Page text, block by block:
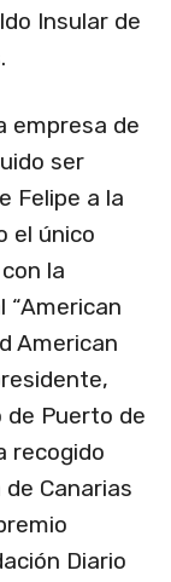
Insular de
empresa de
ser
Felipe a la
el único
la
“American
American
de Puerto de
recogido
Canarias
Diario